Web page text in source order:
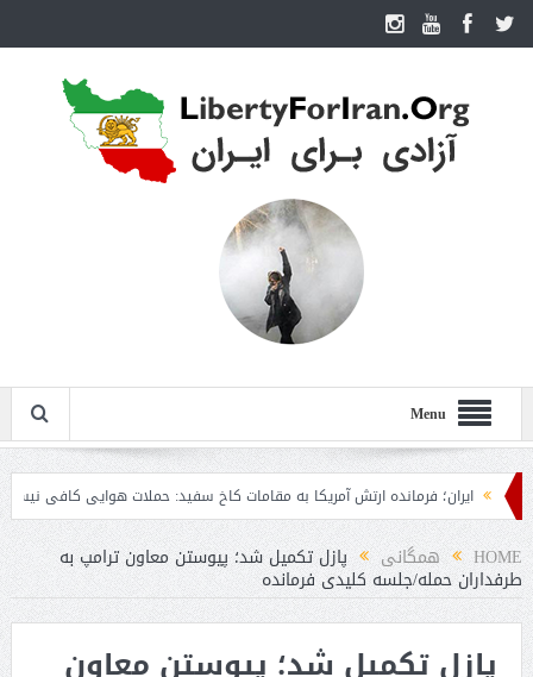
Menu
ایران؛ فرمانده ارتش آمریکا به مقامات کاخ سفید: حملات هوایی کافی نیست
HOME همگانی پازل تکمیل شد؛ پیوستن معاون ترامپ به
طرفداران حمله/جلسه کلیدی فرمانده
پازل تکمیل شد؛ پیوستن معاون